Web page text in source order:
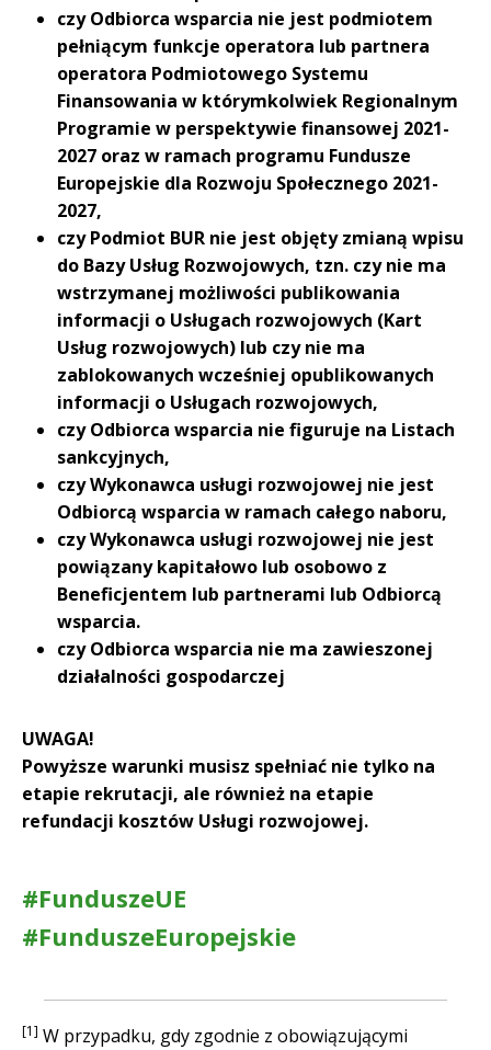
czy Odbiorca wsparcia nie jest podmiotem
pełniącym funkcje operatora lub partnera
operatora Podmiotowego Systemu
Finansowania w którymkolwiek Regionalnym
Programie w perspektywie finansowej 2021-
2027 oraz w ramach programu Fundusze
Europejskie dla Rozwoju Społecznego 2021-
2027,
czy Podmiot BUR nie jest objęty zmianą wpisu
do Bazy Usług Rozwojowych, tzn. czy nie ma
wstrzymanej możliwości publikowania
informacji o Usługach rozwojowych (Kart
Usług rozwojowych) lub czy nie ma
zablokowanych wcześniej opublikowanych
informacji o Usługach rozwojowych,
czy Odbiorca wsparcia nie figuruje na Listach
sankcyjnych,
czy Wykonawca usługi rozwojowej nie jest
Odbiorcą wsparcia w ramach całego naboru,
czy Wykonawca usługi rozwojowej nie jest
powiązany kapitałowo lub osobowo z
Beneficjentem lub partnerami lub Odbiorcą
wsparcia.
czy Odbiorca wsparcia nie ma zawieszonej
działalności gospodarczej
UWAGA!
Powyższe warunki musisz spełniać nie tylko na
etapie rekrutacji, ale również na etapie
refundacji kosztów Usługi rozwojowej.
#FunduszeUE
#FunduszeEuropejskie
[1] W przypadku, gdy zgodnie z obowiązującymi